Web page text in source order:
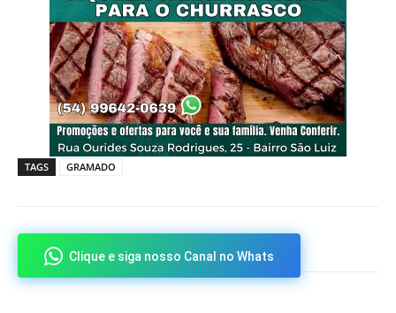
TAGS GRAMADO
Clique e siga nosso Canal no Whats